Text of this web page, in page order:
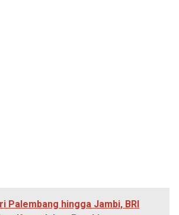
Palembang hingga Jambi, BRI